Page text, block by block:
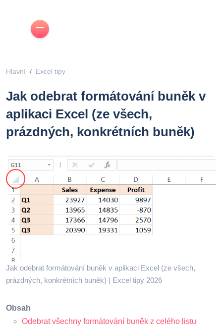
Hlavní Excel tipy
Jak odebrat formátování buněk v
aplikaci Excel (ze všech,
prázdných, konkrétních buněk)
Jak odebrat formátování buněk v aplikaci Excel (ze všech,
prázdných, konkrétních buněk) | Excel tipy 2026
Obsah
Odebrat všechny formátování buněk z celého listu